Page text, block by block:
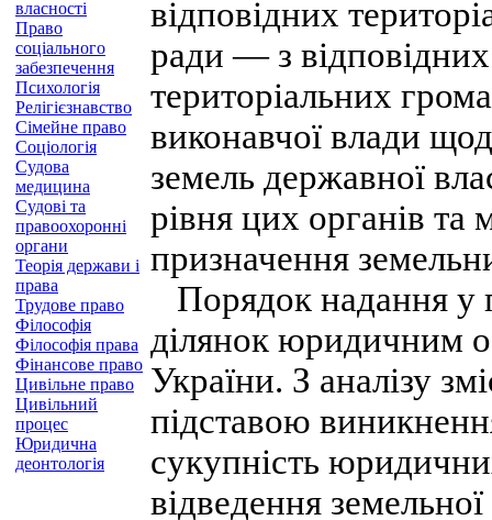
власності
Право
соціального
забезпечення
Психологія
Релігієзнавство
Сімейне право
Соціологія
Судова
медицина
Судові та
правоохоронні
органи
Теорія держави і
права
Трудове право
Філософія
Філософія права
Фінансове право
Цивільне право
Цивільний
процес
Юридична
деонтологія
відповідних
ради — з відповідних
територіальних
виконавчої влади
земель державної
рівня цих органів та
призначення
Порядок надання у
ділянок юридичним
України. З аналізу
підставою
сукупність
відведення